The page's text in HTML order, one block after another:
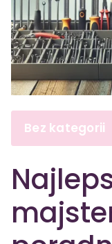
Bez kategorii